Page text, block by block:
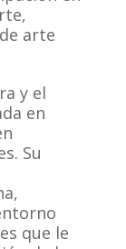
arte
y el
en
Su
que le